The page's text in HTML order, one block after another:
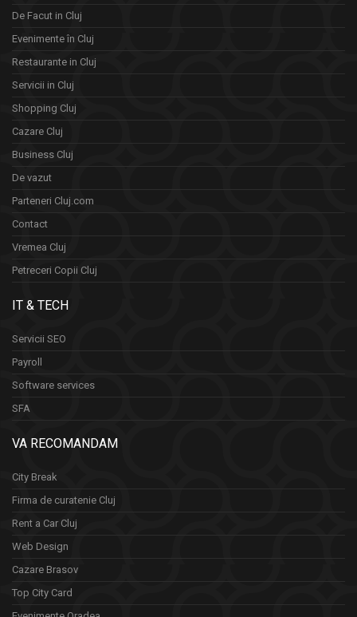
De Facut in Cluj
Evenimente în Cluj
Restaurante in Cluj
Servicii in Cluj
Shopping Cluj
Cazare Cluj
Business Cluj
De vazut
Parteneri Cluj.com
Contact
Vremea Cluj
Petreceri Copii Cluj
IT & TECH
Servicii SEO
Payroll
Software services
SFA
VA RECOMANDAM
City Break
Firma de curatenie Cluj
Rent a Car Cluj
Web Design
Cazare Brasov
Top City Card